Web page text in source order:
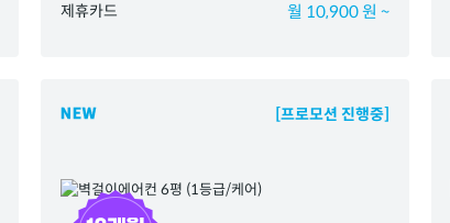
제휴카드 월 10,900 원 ~
[프로모션 진행중]